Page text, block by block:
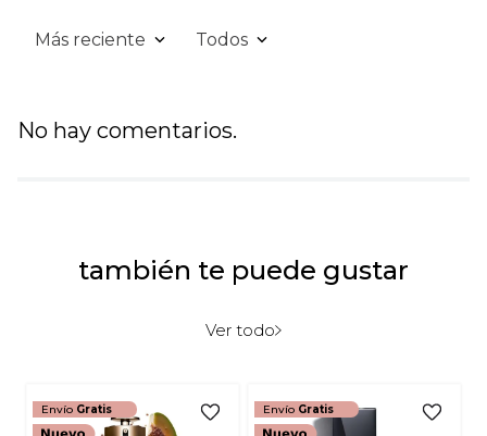
Más reciente Todos
No hay comentarios.
también te puede gustar
Ver todo
Envío Gratis Envío Gratis